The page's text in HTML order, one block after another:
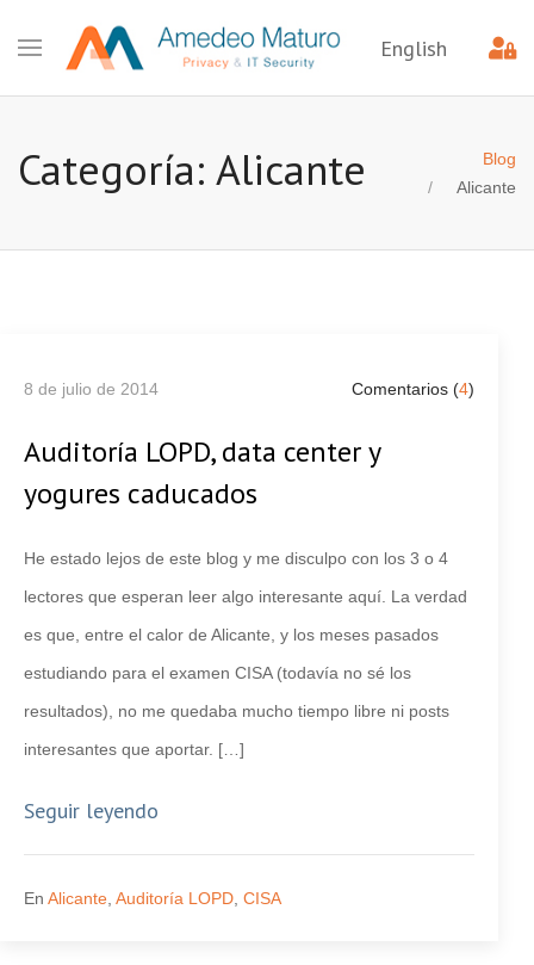
English
Categoría: Alicante
Blog
Alicante
8 de julio de 2014 Comentarios (4)
Auditoría LOPD, data center y
yogures caducados
He estado lejos de este blog y me disculpo con los 3 o 4
lectores que esperan leer algo interesante aquí. La verdad
es que, entre el calor de Alicante, y los meses pasados
estudiando para el examen CISA (todavía no sé los
resultados), no me quedaba mucho tiempo libre ni posts
interesantes que aportar. […]
Seguir leyendo
En Alicante Auditoría LOPD CISA